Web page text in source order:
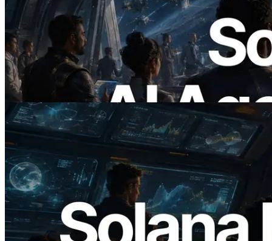
ERPC lanza Solana RPC compatible con
x402 — La era en la que los agentes de IA
pagan bajo demanda por las API que
necesitan
Leer este artículo